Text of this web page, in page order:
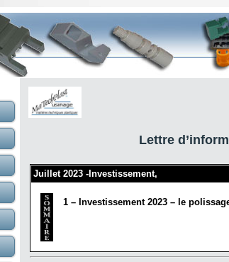
Lettre
Juillet 2023 -Investissement,
1 – Investissement 2023 – le